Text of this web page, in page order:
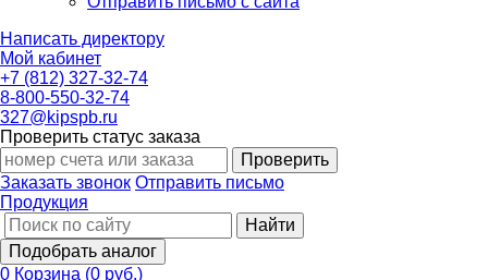
Написать директору
Мой кабинет
+7 (812) 327-32-74
8-800-550-32-74
327@kipspb.ru
Проверить статус заказа
Проверить
Заказать звонок Отправить письмо
Продукция
Найти
Подобрать аналог
0 Корзина (0 руб.)